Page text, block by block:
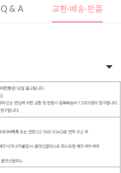
Q & A 교환·배송·반품